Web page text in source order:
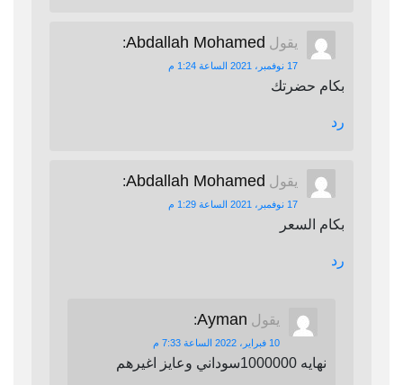
يقول Abdallah Mohamed
:
17 نوفمبر، 2021 الساعة 1:24 م
بكام حضرتك
رد
يقول Abdallah Mohamed
:
17 نوفمبر، 2021 الساعة 1:29 م
بكام السعر
رد
يقول Ayman
:
10 فبراير، 2022 الساعة 7:33 م
نهايه 1000000سوداني وعايز اغيرهم